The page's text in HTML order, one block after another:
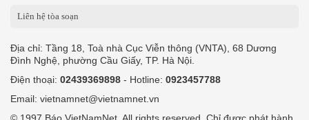
Liên hệ tòa soạn
Địa chỉ: Tầng 18, Toà nhà Cục Viễn thông (VNTA), 68 Dương
Đình Nghệ, phường Cầu Giấy, TP. Hà Nội.
Điện thoại: 02439369898 - Hotline: 0923457788
Email: vietnamnet@vietnamnet.vn